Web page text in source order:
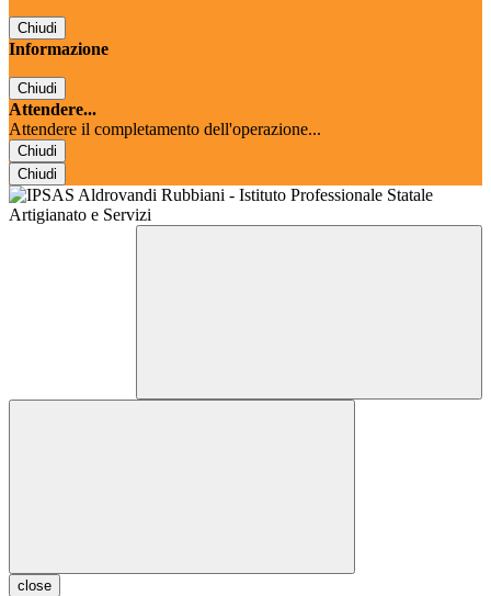
Chiudi
Informazione
Chiudi
Attendere...
Attendere il completamento dell'operazione...
Chiudi
Chiudi
close